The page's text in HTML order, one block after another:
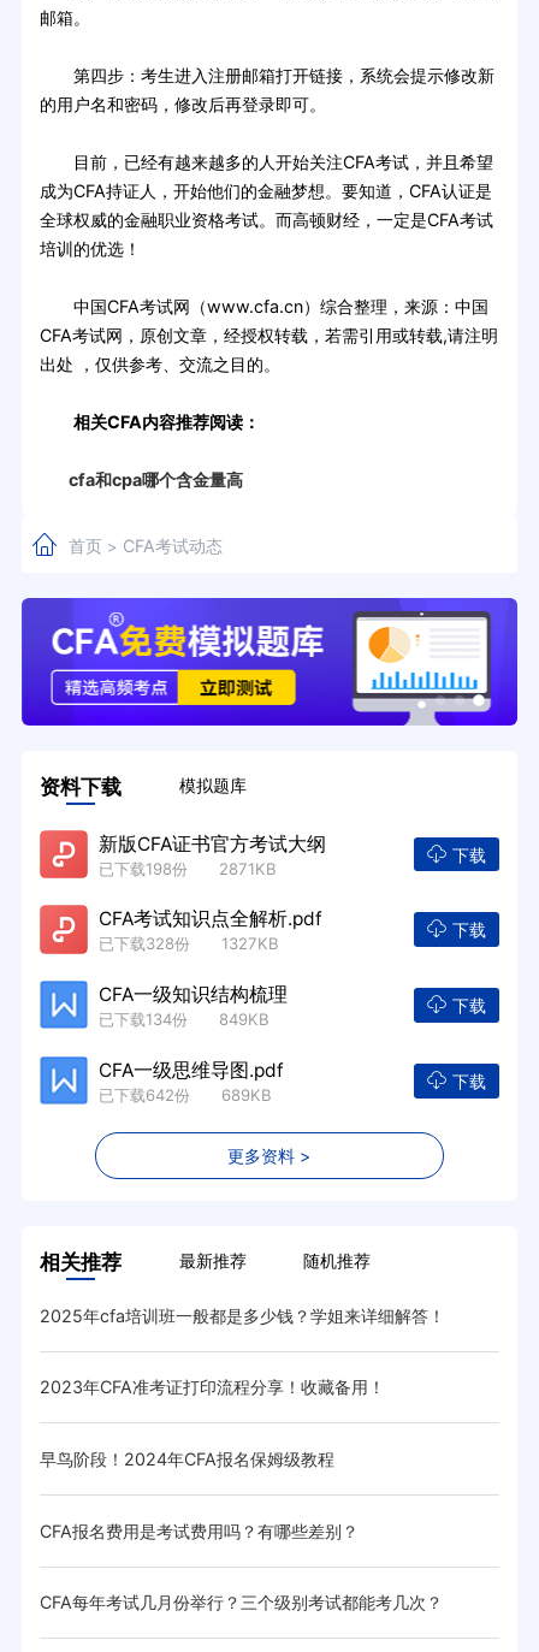
邮箱。
第四步：考生进入注册邮箱打开链接，系统会提示修改新
的用户名和密码，修改后再登录即可。
目前，已经有越来越多的人开始关注CFA考试，并且希望
成为CFA持证人，开始他们的金融梦想。要知道，CFA认证是
全球权威的金融职业资格考试。而高顿财经，一定是CFA考试
培训的优选！
中国CFA考试网（www.cfa.cn）综合整理，来源：中国
CFA考试网，原创文章，经授权转载，若需引用或转载,请注明
出处 ，仅供参考、交流之目的。
相关CFA内容推荐阅读：
cfa和cpa哪个含金量高
首页> CFA考试动态
资料下载 模拟题库
新版CFA证书官方考试大纲
已下载198份 2871KB
下载
CFA考试知识点全解析.pdf
已下载328份 1327KB
下载
CFA一级知识结构梳理
已下载134份 849KB
下载
CFA一级思维导图.pdf
已下载642份 689KB
下载
更多资料 >
相关推荐 最新推荐 随机推荐
2025年cfa培训班一般都是多少钱？学姐来详细解答！
2023年CFA准考证打印流程分享！收藏备用！
早鸟阶段！2024年CFA报名保姆级教程
CFA报名费用是考试费用吗？有哪些差别？
CFA每年考试几月份举行？三个级别考试都能考几次？